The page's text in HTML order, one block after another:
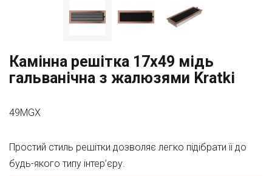
Камінна решітка 17x49 мідь
гальванічна з жалюзями Kratki
49MGX
Простий стиль решітки дозволяє легко підібрати її до
будь-якого типу інтер’єру.